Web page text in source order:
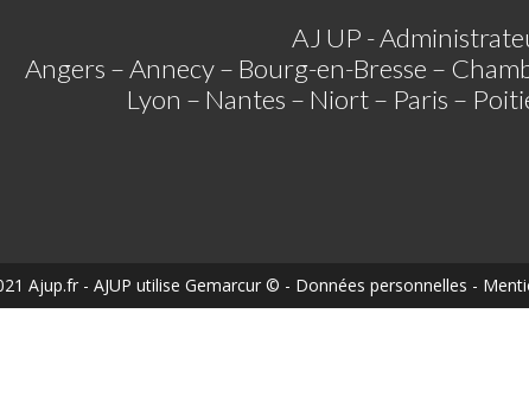
AJ UP -
Angers – Annecy – Bourg-en-Bresse –
Lyon – Nantes – Niort – Paris –
Ajup.fr - AJUP utilise Gemarcur © - Données personnelles -